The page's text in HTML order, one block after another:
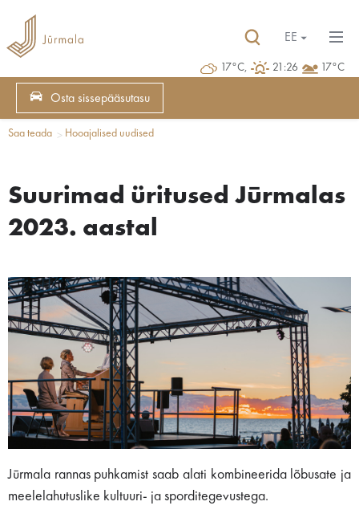
17°C, 21:26 17°C
EE
Osta sissepääsutasu
Saa teada Hooajalised uudised
Suurimad üritused Jūrmalas
2023. aastal
Jūrmala rannas puhkamist saab alati kombineerida lõbusate ja
meelelahutuslike kultuuri- ja sporditegevustega.